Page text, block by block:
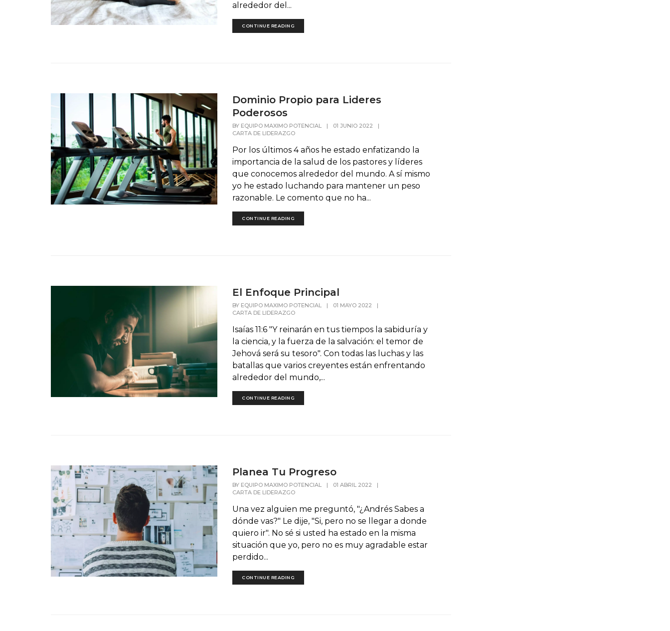
alrededor del...
CONTINUE READING
Dominio Propio para Lideres
Poderosos
BY EQUIPO MAXIMO POTENCIAL | 01 JUNIO 2022
|
CARTA DE LIDERAZGO
Por los últimos 4 años he estado enfatizando la
importancia de la salud de los pastores y líderes
que conocemos alrededor del mundo. A sí mismo
yo he estado luchando para mantener un peso
razonable. Le comento que no ha...
CONTINUE READING
El Enfoque Principal
BY EQUIPO MAXIMO POTENCIAL | 01 MAYO 2022
|
CARTA DE LIDERAZGO
Isaías 11:6 "Y reinarán en tus tiempos la sabiduría y
la ciencia, y la fuerza de la salvación: el temor de
Jehová será su tesoro". Con todas las luchas y las
batallas que varios creyentes están enfrentando
alrededor del mundo,...
CONTINUE READING
Planea Tu Progreso
BY EQUIPO MAXIMO POTENCIAL | 01 ABRIL 2022
|
CARTA DE LIDERAZGO
Una vez alguien me preguntó, "¿Andrés Sabes a
dónde vas?" Le dije, "Si, pero no se llegar a donde
quiero ir". No sé si usted ha estado en la misma
situación que yo, pero no es muy agradable estar
perdido...
CONTINUE READING